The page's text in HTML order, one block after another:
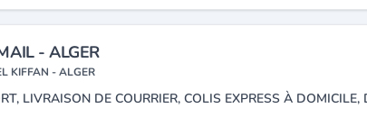
- ALGER
KIFFAN - ALGER